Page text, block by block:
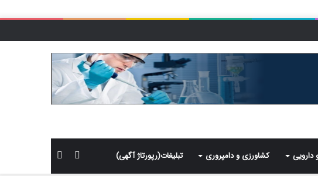
دارویی کشاورزی و دامپروری تبلیغات(رپورتاژ آگهی) سایدبار